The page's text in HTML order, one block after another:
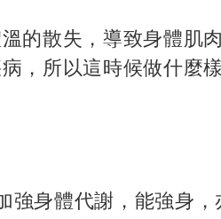
的散失，導致身體肌
，所以這時候做什麼
身體代謝，能強身，